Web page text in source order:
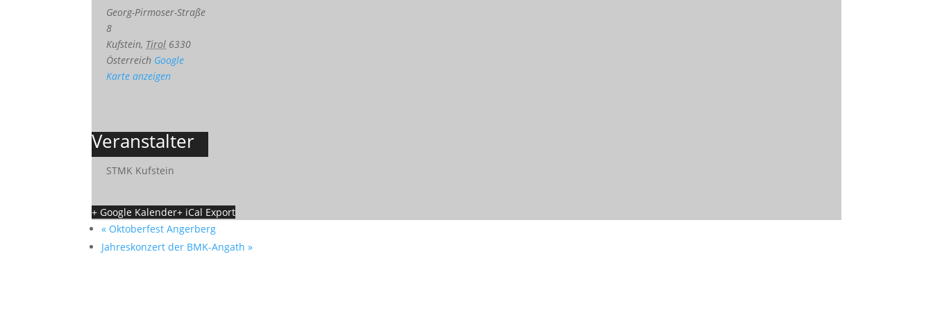
Georg-Pirmoser-Straße
8
Kufstein, Tirol 6330
Österreich Google
Karte anzeigen
Veranstalter
STMK Kufstein
+ Google Kalender+ iCal Export
« Oktoberfest Angerberg
Jahreskonzert der BMK-Angath »